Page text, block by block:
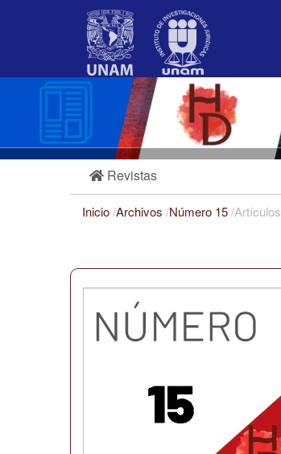
Barra
Revistas
Inicio/Archivos /Número 15/Artículos